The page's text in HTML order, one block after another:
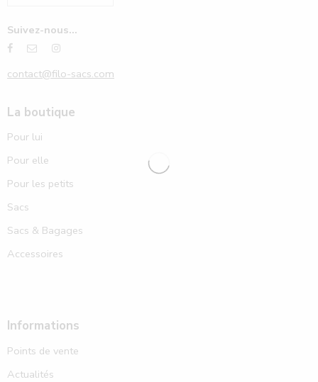
Suivez-nous...
contact@filo-sacs.com
La boutique
Pour lui
Pour elle
Pour les petits
Sacs
Sacs & Bagages
Accessoires
Informations
Points de vente
Actualités